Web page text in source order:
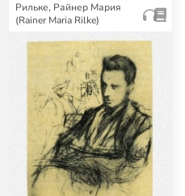
Рильке, Райнер Мария
(Rainer Maria Rilke)